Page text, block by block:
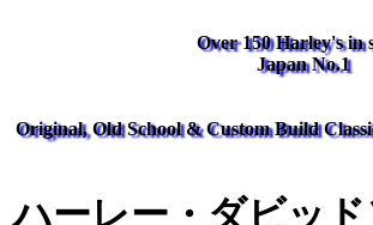
Over 150 Harley's in
Japan No.1
Original, Old School & Custom Build
ハーレー・ダビッ